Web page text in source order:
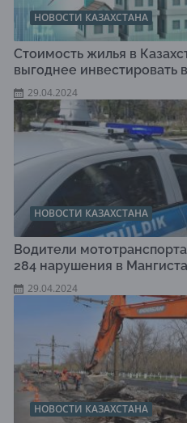
НОВОСТИ КАЗАХСТАНА
Стоимость жилья в
выгоднее инвестировать
29.04.2024
НОВОСТИ КАЗАХСТАНА
Водители
284 нарушения в
29.04.2024
НОВОСТИ КАЗАХСТАНА